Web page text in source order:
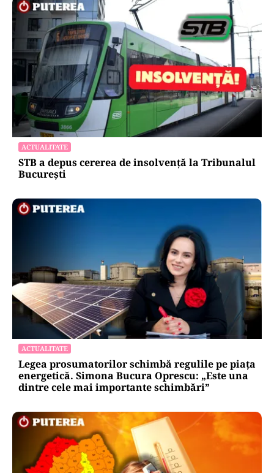
ACTUALITATE
STB a depus cererea de insolvență la Tribunalul
București
ACTUALITATE
Legea prosumatorilor schimbă regulile pe piața
energetică. Simona Bucura Oprescu: „Este una
dintre cele mai importante schimbări”